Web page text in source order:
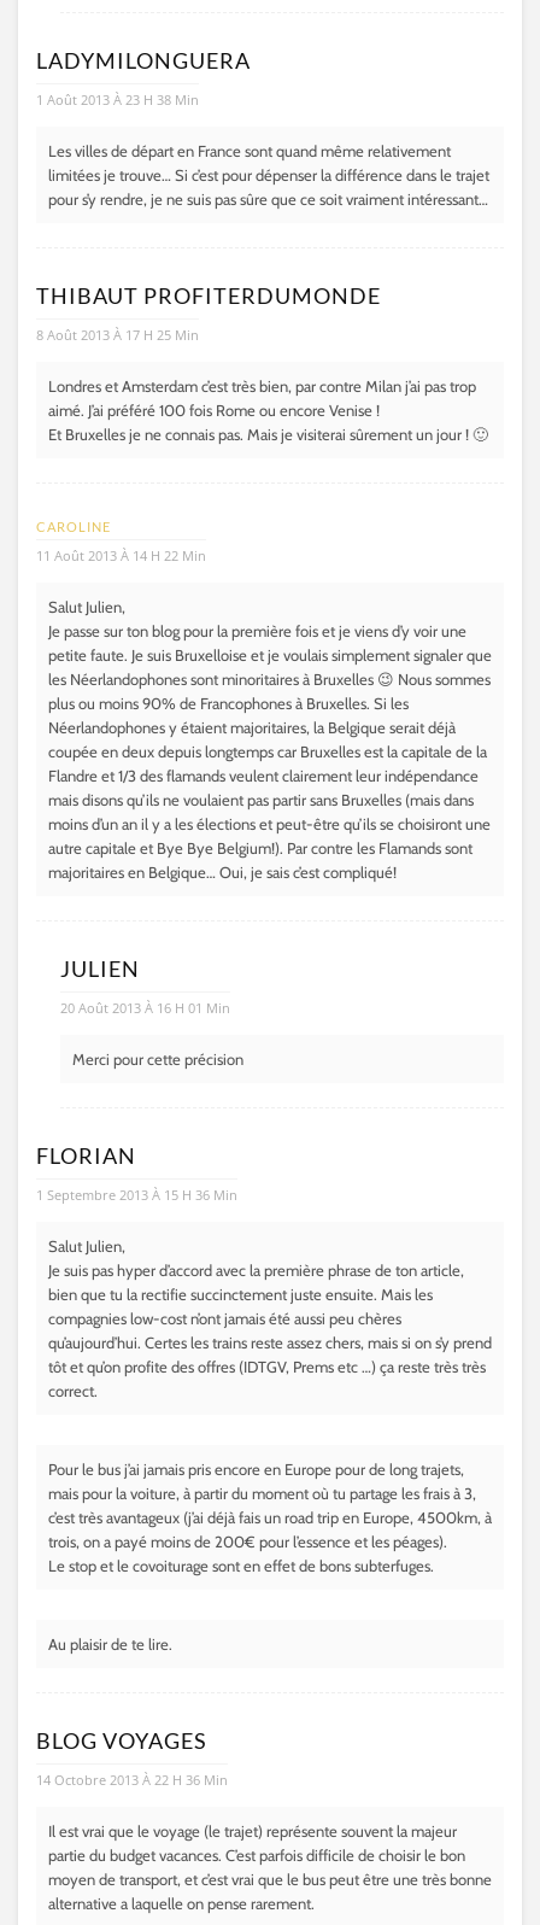
LADYMILONGUERA
1 Août 2013 À 23 H 38 Min
Les villes de départ en France sont quand même relativement
limitées je trouve… Si c’est pour dépenser la différence dans le trajet
pour s’y rendre, je ne suis pas sûre que ce soit vraiment intéressant…
THIBAUT PROFITERDUMONDE
8 Août 2013 À 17 H 25 Min
Londres et Amsterdam c’est très bien, par contre Milan j’ai pas trop
aimé. J’ai préféré 100 fois Rome ou encore Venise !
Et Bruxelles je ne connais pas. Mais je visiterai sûrement un jour ! 🙂
CAROLINE
11 Août 2013 À 14 H 22 Min
Salut Julien,
Je passe sur ton blog pour la première fois et je viens d’y voir une
petite faute. Je suis Bruxelloise et je voulais simplement signaler que
les Néerlandophones sont minoritaires à Bruxelles 😉 Nous sommes
plus ou moins 90% de Francophones à Bruxelles. Si les
Néerlandophones y étaient majoritaires, la Belgique serait déjà
coupée en deux depuis longtemps car Bruxelles est la capitale de la
Flandre et 1/3 des flamands veulent clairement leur indépendance
mais disons qu’ils ne voulaient pas partir sans Bruxelles (mais dans
moins d’un an il y a les élections et peut-être qu’ils se choisiront une
autre capitale et Bye Bye Belgium!). Par contre les Flamands sont
majoritaires en Belgique… Oui, je sais c’est compliqué!
JULIEN
20 Août 2013 À 16 H 01 Min
Merci pour cette précision
FLORIAN
1 Septembre 2013 À 15 H 36 Min
Salut Julien,
Je suis pas hyper d’accord avec la première phrase de ton article,
bien que tu la rectifie succinctement juste ensuite. Mais les
compagnies low-cost n’ont jamais été aussi peu chères
qu’aujourd’hui. Certes les trains reste assez chers, mais si on s’y prend
tôt et qu’on profite des offres (IDTGV, Prems etc …) ça reste très très
correct.
Pour le bus j’ai jamais pris encore en Europe pour de long trajets,
mais pour la voiture, à partir du moment où tu partage les frais à 3,
c’est très avantageux (j’ai déjà fais un road trip en Europe, 4500km, à
trois, on a payé moins de 200€ pour l’essence et les péages).
Le stop et le covoiturage sont en effet de bons subterfuges.
Au plaisir de te lire.
BLOG VOYAGES
14 Octobre 2013 À 22 H 36 Min
Il est vrai que le voyage (le trajet) représente souvent la majeur
partie du budget vacances. C’est parfois difficile de choisir le bon
moyen de transport, et c’est vrai que le bus peut être une très bonne
alternative a laquelle on pense rarement.